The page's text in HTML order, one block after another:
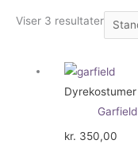
Viser 3 resultater
Dyrekostumer
Garfield
kr. 350,00